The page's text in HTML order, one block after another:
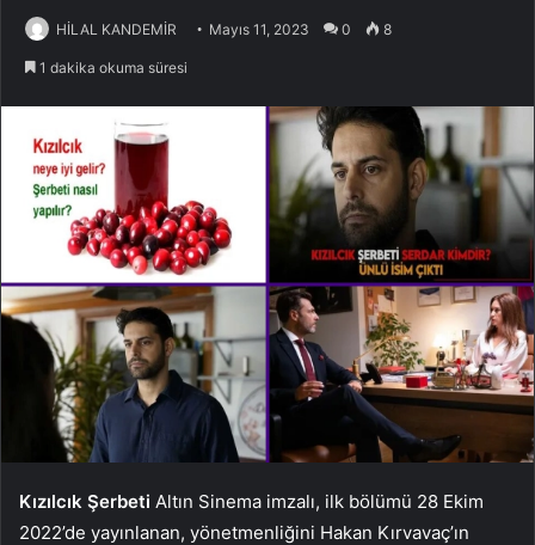
HİLAL KANDEMİR Mayıs 11, 2023 0 8
1 dakika okuma süresi
Kızılcık Şerbeti Altın Sinema imzalı, ilk bölümü 28 Ekim
2022’de yayınlanan, yönetmenliğini Hakan Kırvavaç’ın